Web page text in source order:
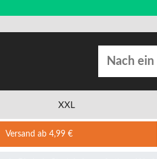
XXL
Versand ab 4,99 €